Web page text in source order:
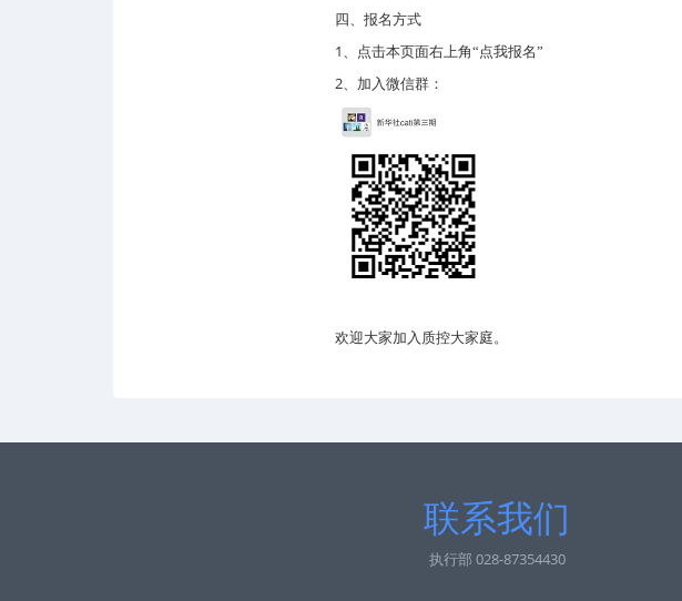
四、报名方式
1 、点击本页面右上角“点我报名”
2、加入微信群：
欢迎大家加入质控大家庭。
联系我们
执行部 028-87354430